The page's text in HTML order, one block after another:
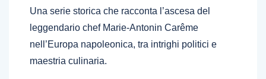
Una serie storica che racconta l’ascesa del
leggendario chef Marie-Antonin Carême
nell’Europa napoleonica, tra intrighi politici e
maestria culinaria.